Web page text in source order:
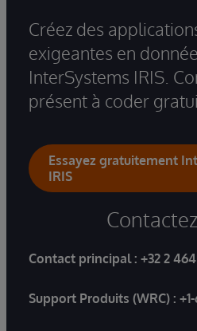
Créez des
exigeantes en
InterSystems IRIS.
présent à coder
Essayez gratuitement
IRIS
Contact principal : +32 2
Support Produits (WRC) :